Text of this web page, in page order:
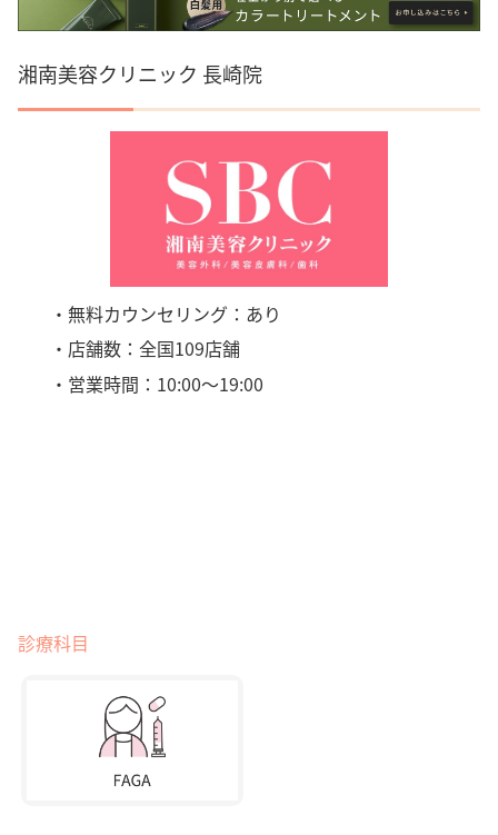
湘南美容クリニック 長崎院
・無料カウンセリング：あり
・店舗数：全国109店舗
・営業時間：10:00〜19:00
診療科目